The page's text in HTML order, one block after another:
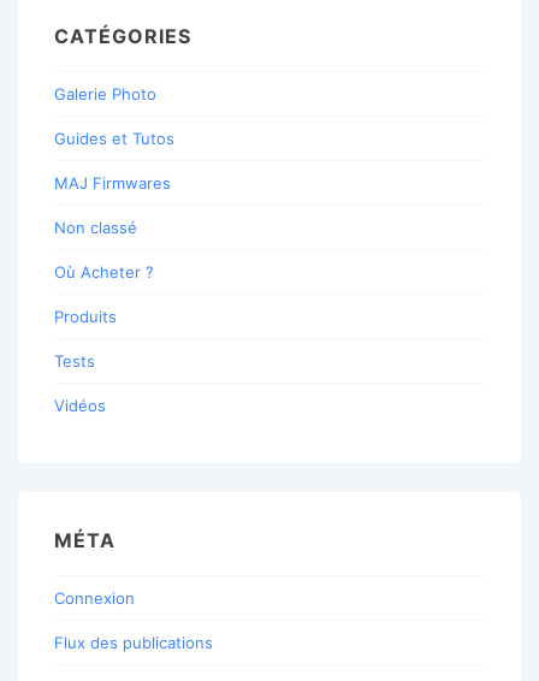
CATÉGORIES
Galerie Photo
Guides et Tutos
MAJ Firmwares
Non classé
Où Acheter ?
Produits
Tests
Vidéos
MÉTA
Connexion
Flux des publications